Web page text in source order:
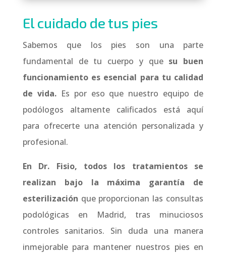
El cuidado de tus pies
Sabemos que los pies son una parte
fundamental de tu cuerpo y que su buen
funcionamiento es esencial para tu calidad
de vida.Es por eso que nuestro equipo de
podólogos altamente calificados está aquí
para ofrecerte una atención personalizada y
profesional.
En Dr. Fisio, todos los tratamientos se
realizan bajo la máxima garantía de
esterilización que proporcionan las consultas
podológicas en Madrid, tras minuciosos
controles sanitarios. Sin duda una manera
inmejorable para mantener nuestros pies en